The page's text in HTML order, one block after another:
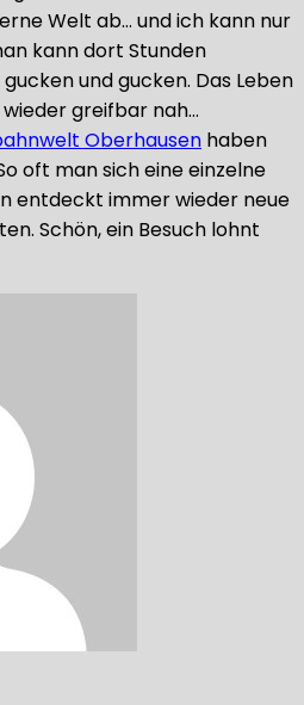
Welt ab… und ich kann nur
kann dort Stunden
und gucken. Das Leben
greifbar nah…
Oberhausen haben
oft man sich eine einzelne
entdeckt immer wieder neue
Schön, ein Besuch lohnt